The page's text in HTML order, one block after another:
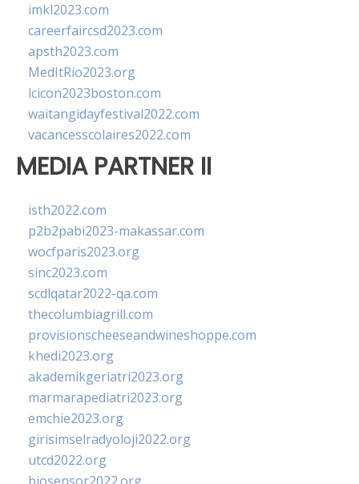
imkl2023.com
careerfaircsd2023.com
apsth2023.com
MedItRio2023.org
lcicon2023boston.com
waitangidayfestival2022.com
vacancesscolaires2022.com
MEDIA PARTNER II
isth2022.com
p2b2pabi2023-makassar.com
wocfparis2023.org
sinc2023.com
scdlqatar2022-qa.com
thecolumbiagrill.com
provisionscheeseandwineshoppe.com
khedi2023.org
akademikgeriatri2023.org
marmarapediatri2023.org
emchie2023.org
girisimselradyoloji2022.org
utcd2022.org